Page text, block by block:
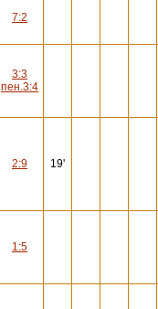
7:2
3:3
пен.3:4
2:9 19'
1:5